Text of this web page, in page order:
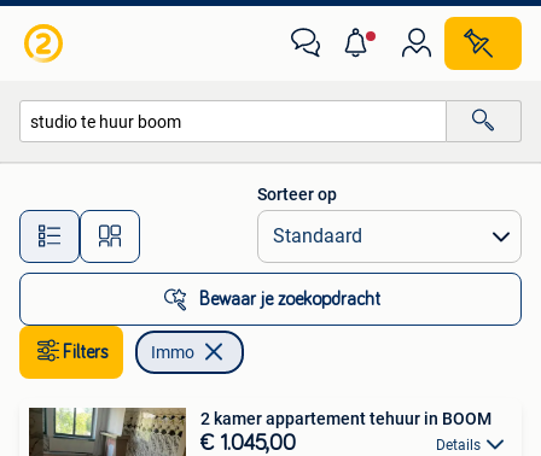
Alle afstanden…
Sorteer op
Bewaar je zoekopdracht
Filters Immo
2 kamer appartement tehuur in BOOM
€ 1.045,00 Details